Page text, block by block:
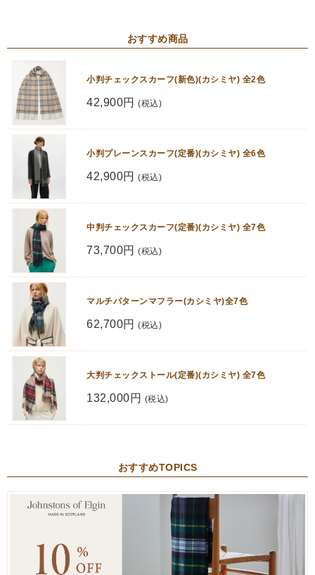
おすすめ商品
小判チェックスカーフ(新色)(カシミヤ) 全2色
42,900円 (税込)
小判プレーンスカーフ(定番)(カシミヤ) 全6色
42,900円 (税込)
中判チェックスカーフ(定番)(カシミヤ) 全7色
73,700円 (税込)
マルチパターンマフラー(カシミヤ)全7色
62,700円 (税込)
大判チェックストール(定番)(カシミヤ) 全7色
132,000円 (税込)
おすすめTOPICS